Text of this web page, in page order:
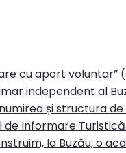
cu aport voluntar”
independent al
și structura de
Informare
la Buzău, o